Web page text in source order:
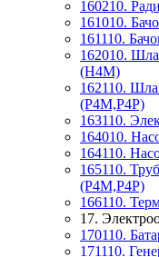
160210.
161010.
161110.
162010.
(H4M)
162110.
(P4M,P4P)
163110.
164010.
164110.
165110.
(P4M,P4P)
166110.
17.
170110.
171110.